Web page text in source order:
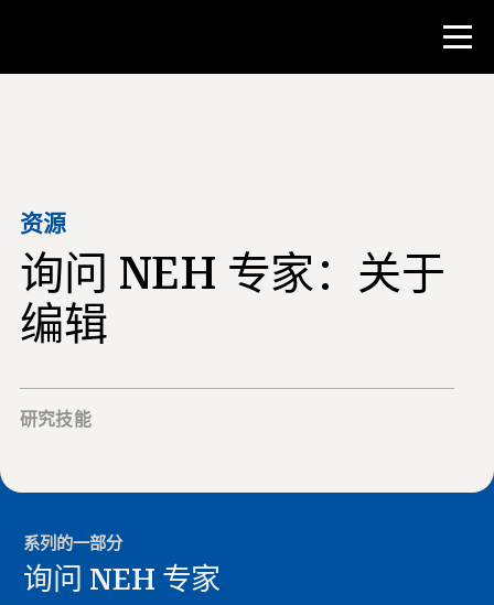
教师资源
课堂工具
培训班
研究所
教学研究技能
为 NHD 学生提供建议
关于 NHD ®
资源
询问 NEH 专家：关于
编辑
研究技能
系列的一部分
询问 NEH 专家